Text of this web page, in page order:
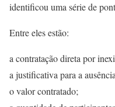
identificou uma série de
Entre eles estão:
a contratação direta por
a justificativa para a
o valor contratado;